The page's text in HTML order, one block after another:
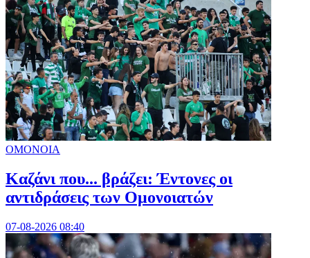
ΟΜΟΝΟΙΑ
Καζάνι που... βράζει: Έντονες οι
αντιδράσεις των Ομονοιατών
07-08-2026 08:40